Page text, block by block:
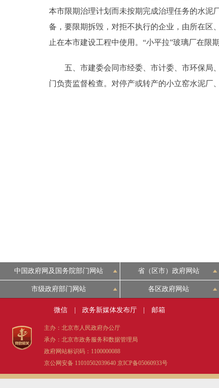
本市限期治理计划而未按期完成治理任务的水泥
备，要限期拆毁，对拒不执行的企业，由所在区
止在本市建设工程中使用。“小平拉”玻璃厂在限
五、市建委会同市经委、市计委、市环保局、
门负责监督检查。对停产或转产的小立窑水泥厂
中国政府网及国务院部门网站 省（区市）政府网站
市级政府部门网站 各区政府网站
微信 政务新媒体发布厅 邮箱
主办：北京市人民政府办公厅
承办：北京市政务服务和数据管理局
政府网站标识码：1100000088
京公网安备 11010502039640 京ICP备05060933号